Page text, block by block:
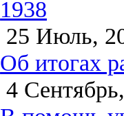
1938
25 Июль,
Об итогах
4